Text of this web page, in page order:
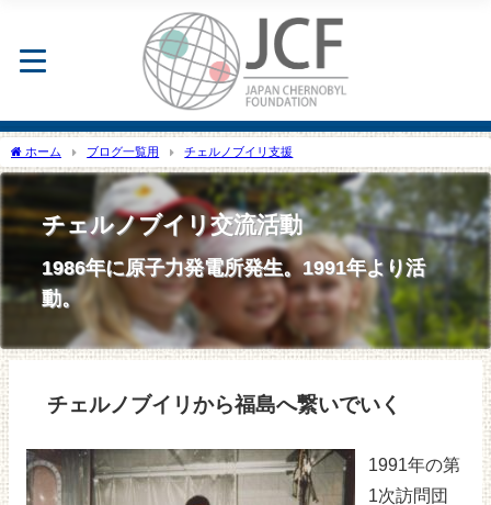
ホーム ブログ一覧用 チェルノブイリ支援
チェルノブイリ交流活動
1986年に原子力発電所発生。1991年より活
動。
チェルノブイリから福島へ繋いでいく
1991年の第
1次訪問団